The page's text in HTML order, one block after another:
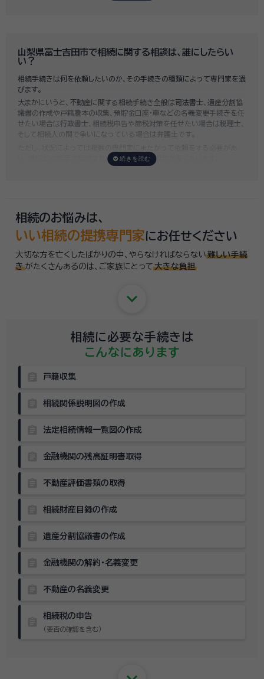
せると100万円近くかそれ以上費用がかかってしまう場合もあるなど、非
常に高額になります。
もりをお出ししております。予算に合わせてご自身で対応できないものの
み依頼することも可能ですので、まずはお気軽にご相談ください。
山梨県富士吉田市で相続に関する相談は、誰にしたらい
い？
相続手続きは何を依頼したいのか、その手続きの種類によって専門家を選
びます。
大まかにいうと、不動産に関する相続手続き全般は司法書士 、遺産分割協
議書の作成や戸籍謄本の収集、預貯金口座・車などの名義変更手続きを任
せたい場合は行政書士 、相続税申告や節税対策を任せたい場合は税理士
そして相続人の間で争いになっている場合は弁護士 です。
り、誰にどの順番で相談すればいいのか迷う場合が多くあります。
相続のお悩みは、
いい相続の提携専門家にお任せください
大切な方を亡くしたばかりの中、やらなければならない 難しい手続
き がたくさんあるのは、 ご家族にとって 大きな負担
keyboard_arrow_down
相続に必要な手続きは
こんなにあります
戸籍収集
相続関係説明図の作成
法定相続情報一覧図の作成
金融機関の残高証明書取得
不動産評価書類の取得
相続財産目録の作成
遺産分割協議書の作成
金融機関の解約・名義変更
不動産の名義変更
相続税の申告
（要否の確認を含む）